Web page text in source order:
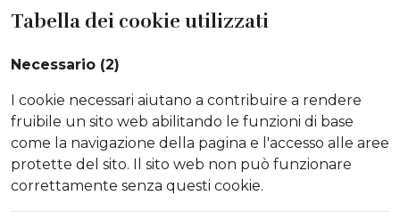
Tabella dei cookie utilizzati
Necessario (2)
I cookie necessari aiutano a contribuire a rendere
fruibile un sito web abilitando le funzioni di base
come la navigazione della pagina e l'accesso alle aree
protette del sito. Il sito web non può funzionare
correttamente senza questi cookie.